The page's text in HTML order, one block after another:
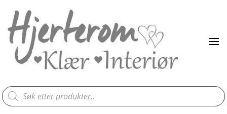
Products
search